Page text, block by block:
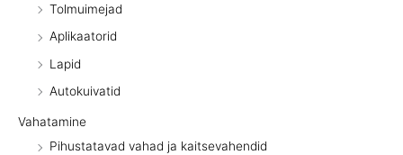
Tolmuimejad
Aplikaatorid
Lapid
Autokuivatid
Vahatamine
Pihustatavad vahad ja kaitsevahendid